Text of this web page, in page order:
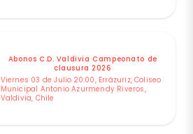
Abonos C.D. Valdivia Campeonato de
clausura 2026
Viernes 03 de Julio 20:00, Errázuriz, Coliseo
Municipal Antonio Azurmendy Riveros,
Valdivia, Chile